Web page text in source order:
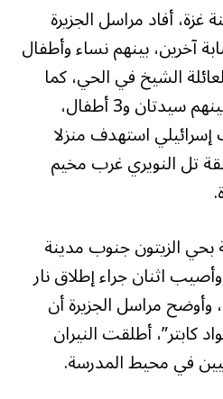
أفاد مراسل الجزيرة
وإصابة آخرين، بينهم نساء وأطفال
الشيخ في الحي، كما
استشهد 8 فلسطينيين بينهم سيدتان و3 أطفال،
استهدف منزلا
تل النويري غرب مخيم
الزيتون جنوب مدينة
اثنان جراء إطلاق نار
مراسل الجزيرة أن
كابتر”، أطلقت النيران
في محيط المدرسة.